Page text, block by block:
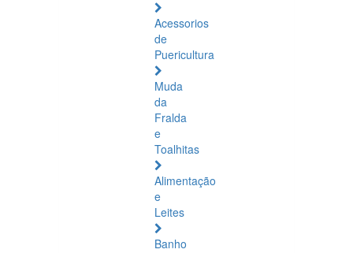
Acessorios
de
Puericultura
Muda
da
Fralda
e
Toalhitas
Alimentação
e
Leites
Banho